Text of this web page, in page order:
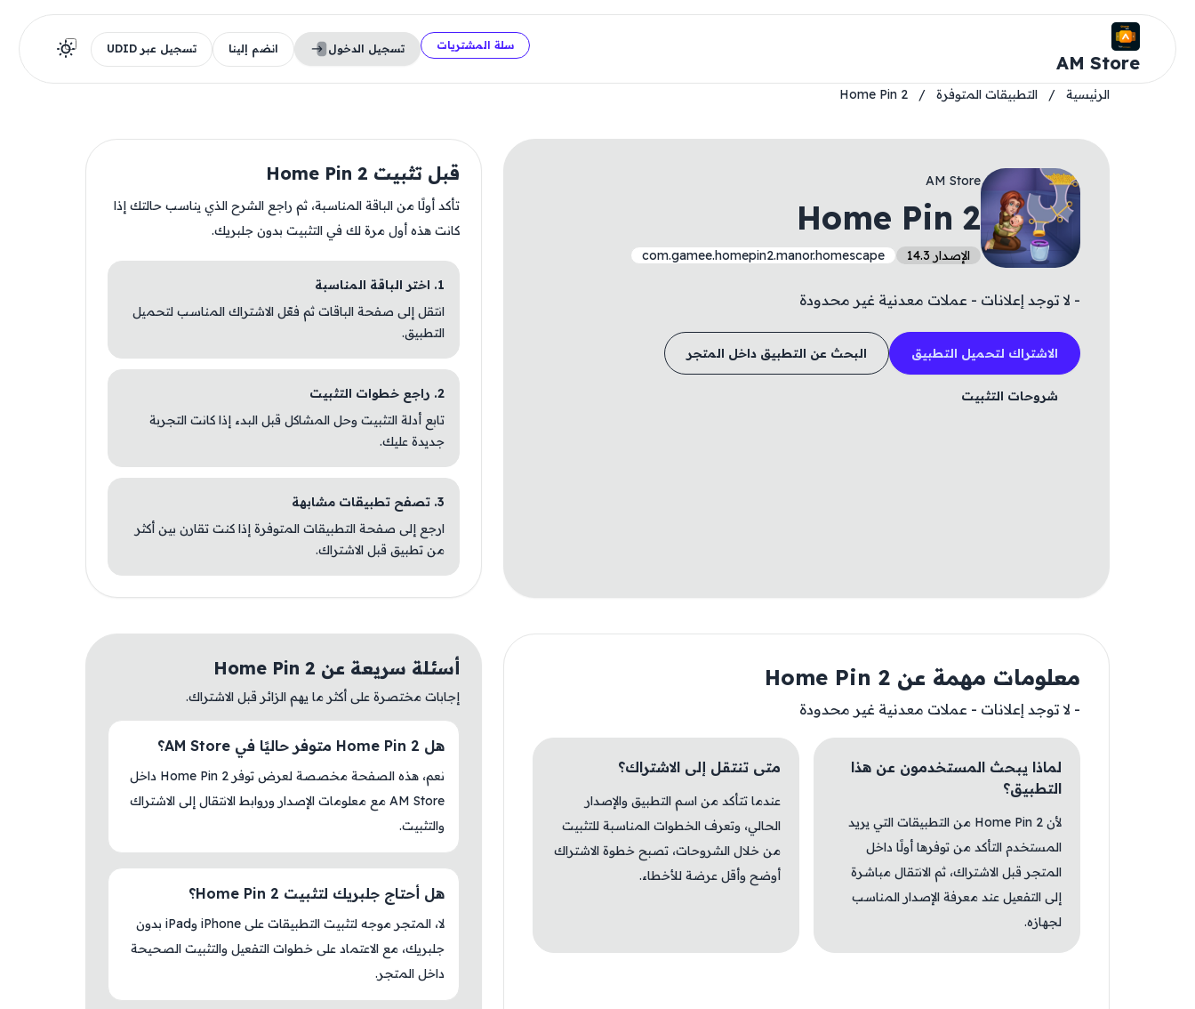
AM Store
سلة المشتريات تسجيل الدخول انضم إلينا تسجيل عبر UDID
الرئيسية / التطبيقات المتوفرة /
Home Pin 2
AM Store
Home Pin 2
الإصدار 14.3 com.gamee.homepin2.manor.homescape
- لا توجد إعلانات - عملات معدنية غير محدودة
الاشتراك لتحميل التطبيق البحث عن التطبيق داخل المتجر
شروحات التثبيت
قبل تثبيت Home Pin 2
تأكد أولًا من الباقة المناسبة، ثم راجع الشرح الذي يناسب حالتك إذا
كانت هذه أول مرة لك في التثبيت بدون جلبريك.
1. اختر الباقة المناسبة
انتقل إلى صفحة الباقات ثم فعّل الاشتراك المناسب لتحميل
التطبيق.
2. راجع خطوات التثبيت
تابع أدلة التثبيت وحل المشاكل قبل البدء إذا كانت التجربة
جديدة عليك.
3. تصفح تطبيقات مشابهة
ارجع إلى صفحة التطبيقات المتوفرة إذا كنت تقارن بين أكثر
من تطبيق قبل الاشتراك.
معلومات مهمة عن Home Pin 2
- لا توجد إعلانات - عملات معدنية غير محدودة
لماذا يبحث المستخدمون عن هذا
التطبيق؟
لأن Home Pin 2 من التطبيقات التي يريد
المستخدم التأكد من توفرها أولًا داخل
المتجر قبل الاشتراك، ثم الانتقال مباشرة
إلى التفعيل عند معرفة الإصدار المناسب
لجهازه.
متى تنتقل إلى الاشتراك؟
عندما تتأكد من اسم التطبيق والإصدار
الحالي، وتعرف الخطوات المناسبة للتثبيت
من خلال الشروحات، تصبح خطوة الاشتراك
أوضح وأقل عرضة للأخطاء.
أسئلة سريعة عن Home Pin 2
إجابات مختصرة على أكثر ما يهم الزائر قبل الاشتراك.
هل Home Pin 2 متوفر حاليًا في AM Store؟
نعم، هذه الصفحة مخصصة لعرض توفر Home Pin 2 داخل
AM Store مع معلومات الإصدار وروابط الانتقال إلى الاشتراك
والتثبيت.
هل أحتاج جلبريك لتثبيت Home Pin 2؟
لا، المتجر موجه لتثبيت التطبيقات على iPhone وiPad بدون
جلبريك، مع الاعتماد على خطوات التفعيل والتثبيت الصحيحة
داخل المتجر.